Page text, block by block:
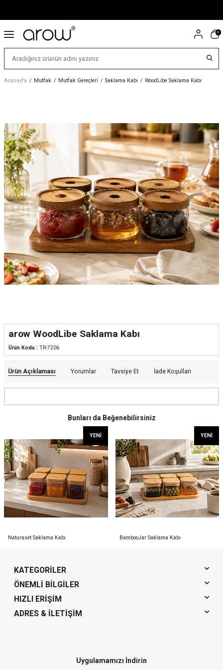
0
Anasayfa / Mutfak / Mutfak Gereçleri / Saklama Kabı / WoodLibe Saklama Kabı
arow WoodLibe Saklama Kabı
Ürün Kodu : TR-7206
Ürün Açıklaması Yorumlar Tavsiye Et İade Koşulları
Bunları da Beğenebilirsiniz
YENI
Naturaset Saklama Kabı
YENI
BambooJar Saklama Kabı
KATEGORILER
ÖNEMLI BILGILER
HIZLI ERIŞIM
ADRES & İLETIŞIM
Uygulamamızı İndirin